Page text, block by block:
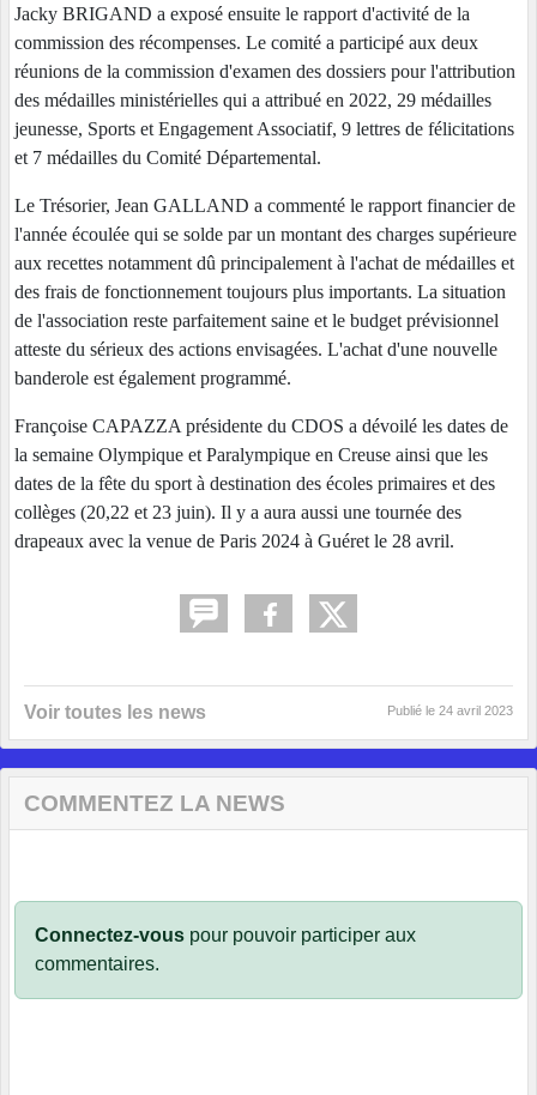
Jacky BRIGAND a exposé ensuite le rapport d'activité de la
commission des récompenses. Le comité a participé aux deux
réunions de la commission d'examen des dossiers pour l'attribution
des médailles ministérielles qui a attribué en 2022, 29 médailles
jeunesse, Sports et Engagement Associatif, 9 lettres de félicitations
et 7 médailles du Comité Départemental.
Le Trésorier, Jean GALLAND a commenté le rapport financier de
l'année écoulée qui se solde par un montant des charges supérieure
aux recettes notamment dû principalement à l'achat de médailles et
des frais de fonctionnement toujours plus importants. La situation
de l'association reste parfaitement saine et le budget prévisionnel
atteste du sérieux des actions envisagées. L'achat d'une nouvelle
banderole est également programmé.
Françoise CAPAZZA présidente du CDOS a dévoilé les dates de
la semaine Olympique et Paralympique en Creuse ainsi que les
dates de la fête du sport à destination des écoles primaires et des
collèges (20,22 et 23 juin). Il y a aura aussi une tournée des
drapeaux avec la venue de Paris 2024 à Guéret le 28 avril.
Voir toutes les news Publié le 24 avril 2023
COMMENTEZ LA NEWS
Connectez-vous pour pouvoir participer aux
commentaires.